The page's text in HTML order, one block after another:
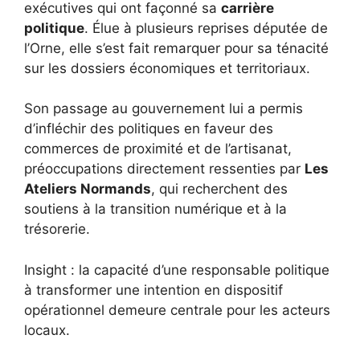
exécutives qui ont façonné sa carrière
politique. Élue à plusieurs reprises députée de
l’Orne, elle s’est fait remarquer pour sa ténacité
sur les dossiers économiques et territoriaux.
Son passage au gouvernement lui a permis
d’infléchir des politiques en faveur des
commerces de proximité et de l’artisanat,
préoccupations directement ressenties par Les
Ateliers Normands, qui recherchent des
soutiens à la transition numérique et à la
trésorerie.
Insight : la capacité d’une responsable politique
à transformer une intention en dispositif
opérationnel demeure centrale pour les acteurs
locaux.